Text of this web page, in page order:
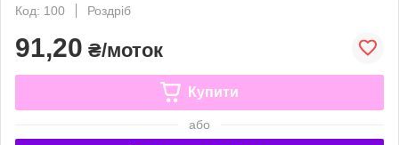
Код: 100
Роздріб
91,20 ₴/моток
Купити
або